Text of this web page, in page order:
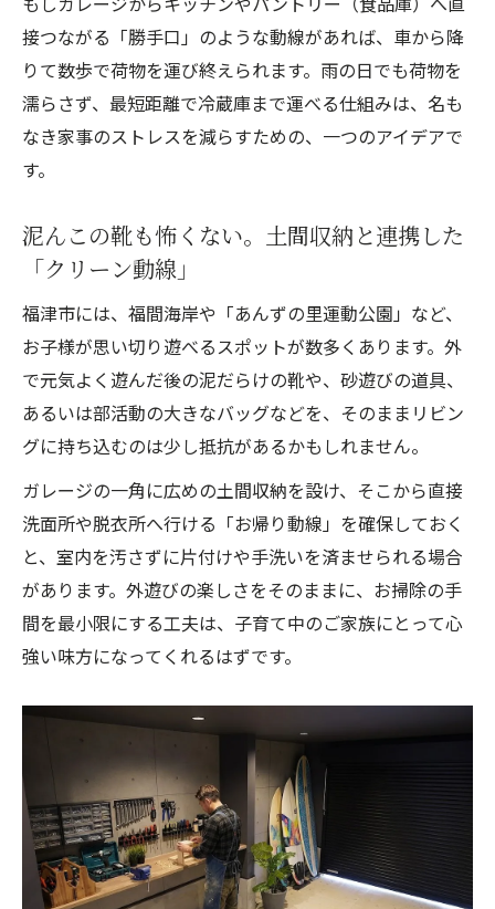
接つながる「勝手口」のような動線があれば、車から降
りて数歩で荷物を運び終えられます。雨の日でも荷物を
濡らさず、最短距離で冷蔵庫まで運べる仕組みは、名も
なき家事のストレスを減らすための、一つのアイデアで
す。
泥んこの靴も怖くない。土間収納と連携した
「クリーン動線」
福津市には、福間海岸や「あんずの里運動公園」など、
お子様が思い切り遊べるスポットが数多くあります。外
で元気よく遊んだ後の泥だらけの靴や、砂遊びの道具、
あるいは部活動の大きなバッグなどを、そのままリビン
グに持ち込むのは少し抵抗があるかもしれません。
ガレージの一角に広めの土間収納を設け、そこから直接
洗面所や脱衣所へ行ける「お帰り動線」を確保しておく
と、室内を汚さずに片付けや手洗いを済ませられる場合
があります。外遊びの楽しさをそのままに、お掃除の手
間を最小限にする工夫は、子育て中のご家族にとって心
強い味方になってくれるはずです。